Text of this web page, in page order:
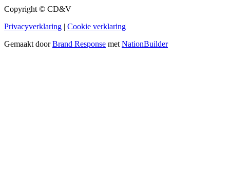
Copyright © CD&V
Privacyverklaring | Cookie verklaring
Gemaakt doorBrand Response metNationBuilder